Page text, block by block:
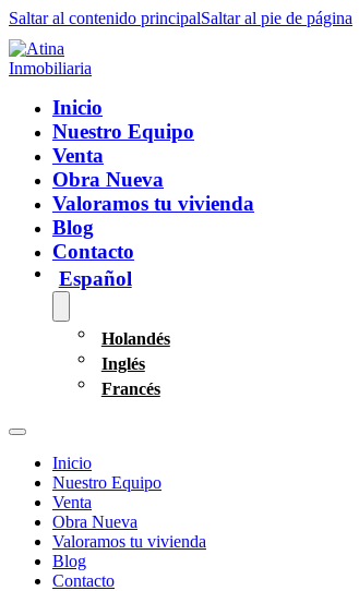
Saltar al contenido principalSaltar al pie de página
Inicio
Nuestro Equipo
Venta
Obra Nueva
Valoramos tu vivienda
Blog
Contacto
Español
Holandés
Inglés
Francés
Inicio
Nuestro Equipo
Venta
Obra Nueva
Valoramos tu vivienda
Blog
Contacto